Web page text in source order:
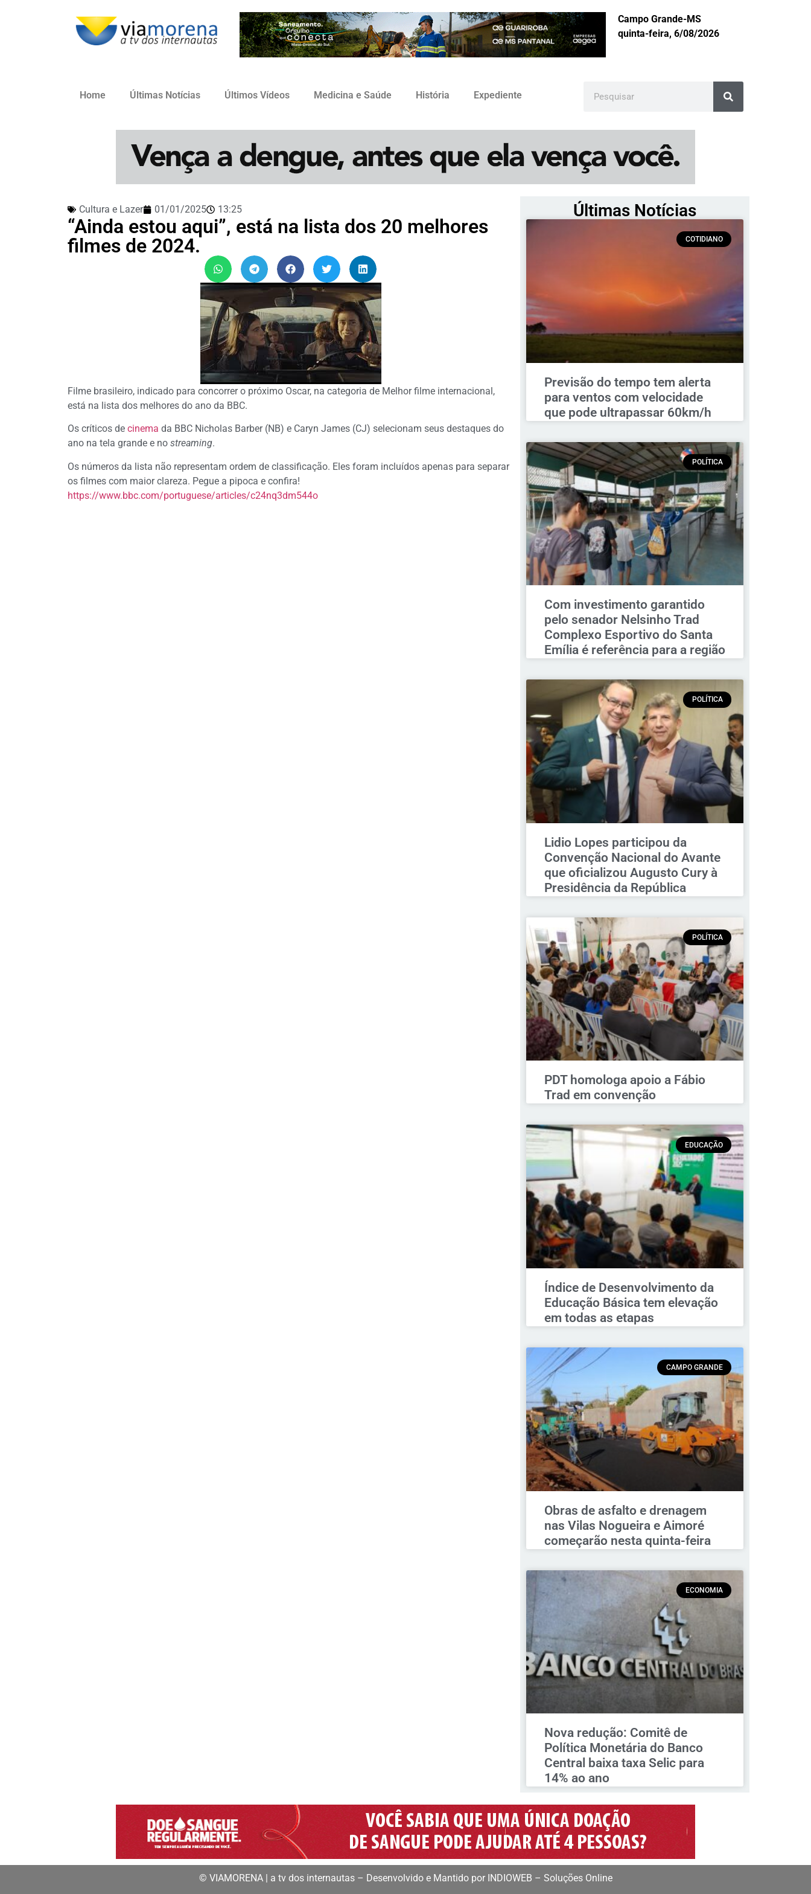
Campo Grande-MS
quinta-feira, 6/08/2026
Home Últimas Notícias Últimos Vídeos Medicina e Saúde História Expediente
Cultura e Lazer 01/01/2025 13:25
“Ainda estou aqui”, está na lista dos 20 melhores
filmes de 2024.
Filme brasileiro, indicado para concorrer o próximo Oscar, na categoria de Melhor filme internacional,
está na lista dos melhores do ano da BBC.
Os críticos de cinema da BBC Nicholas Barber (NB) e Caryn James (CJ) selecionam seus destaques do
ano na tela grande e no streaming.
Os números da lista não representam ordem de classificação. Eles foram incluídos apenas para separar
os filmes com maior clareza. Pegue a pipoca e confira!
https://www.bbc.com/portuguese/articles/c24nq3dm544o
Últimas Notícias
COTIDIANO
Previsão do tempo tem alerta
para ventos com velocidade
que pode ultrapassar 60km/h
POLÍTICA
Com investimento garantido
pelo senador Nelsinho Trad
Complexo Esportivo do Santa
Emília é referência para a região
POLÍTICA
Lidio Lopes participou da
Convenção Nacional do Avante
que oficializou Augusto Cury à
Presidência da República
POLÍTICA
PDT homologa apoio a Fábio
Trad em convenção
EDUCAÇÃO
Índice de Desenvolvimento da
Educação Básica tem elevação
em todas as etapas
CAMPO GRANDE
Obras de asfalto e drenagem
nas Vilas Nogueira e Aimoré
começarão nesta quinta-feira
ECONOMIA
Nova redução: Comitê de
Política Monetária do Banco
Central baixa taxa Selic para
14% ao ano
© VIAMORENA | a tv dos internautas – Desenvolvido e Mantido por INDIOWEB – Soluções Online